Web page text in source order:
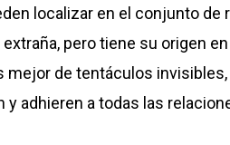
localizar en el conjunto
pero tiene su origen
mejor de tentáculos
y adhieren a todas las